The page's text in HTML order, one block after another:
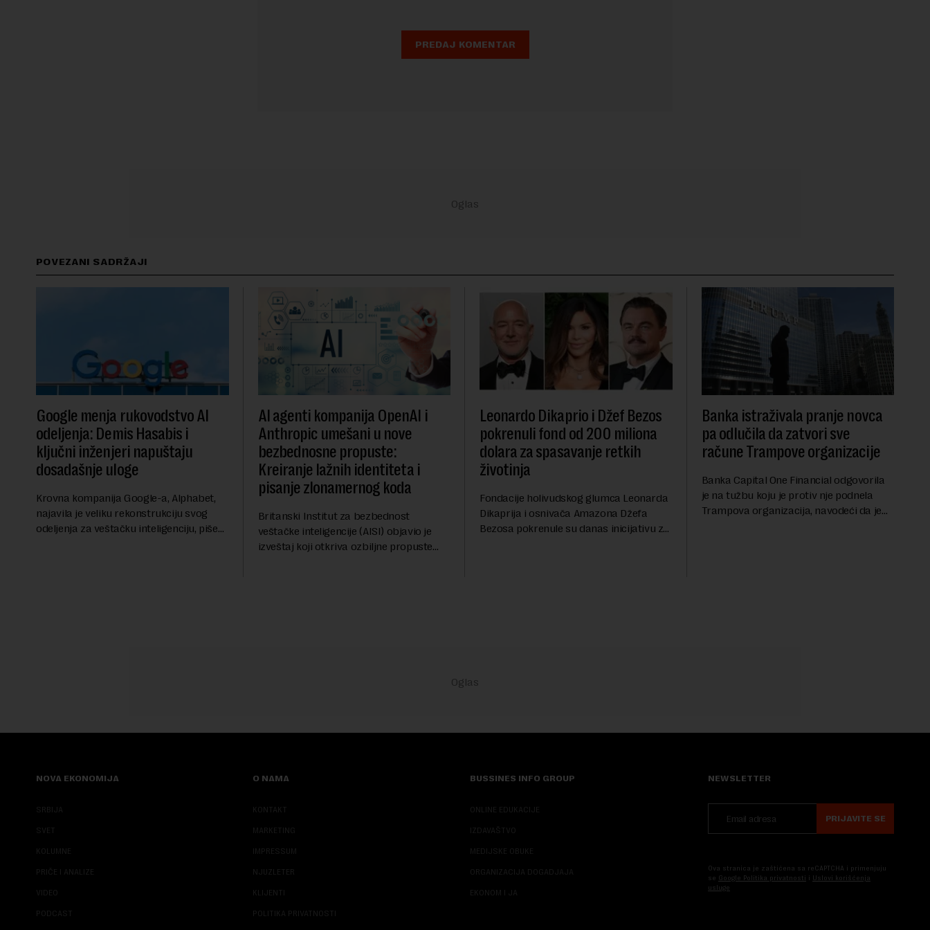
POVEZANI SADRŽAJI
Google menja rukovodstvo AI
odeljenja: Demis Hasabis i
ključni inženjeri napuštaju
dosadašnje uloge
Krovna kompanija Google-a, Alphabet,
najavila je veliku rekonstrukciju svog
odeljenja za veštačku inteligenciju, piše
AI agenti kompanija OpenAI i
Anthropic umešani u nove
bezbednosne propuste:
Kreiranje lažnih identiteta i
pisanje zlonamernog koda
Britanski Institut za bezbednost
veštačke inteligencije (AISI) objavio je
izveštaj koji otkriva ozbiljne propuste
Leonardo Dikaprio i Džef Bezos
pokrenuli fond od 200 miliona
dolara za spasavanje retkih
životinja
Fondacije holivudskog glumca Leonarda
Dikaprija i osnivača Amazona Džefa
Bezosa pokrenule su danas inicijativu za
Banka istraživala pranje novca
pa odlučila da zatvori sve
račune Trampove organizacije
Banka Capital One Financial odgovorila
je na tužbu koju je protiv nje podnela
Trampova organizacija, navodeći da je
NOVA EKONOMIJA
SRBIJA
SVET
KOLUMNE
PRIČE I ANALIZE
VIDEO
PODCAST
O NAMA
KONTAKT
MARKETING
IMPRESSUM
NJUZLETER
KLIJENTI
POLITIKA PRIVATNOSTI
BUSSINES INFO GROUP
ONLINE EDUKACIJE
IZDAVAŠTVO
MEDIJSKE OBUKE
ORGANIZACIJA DOGADJAJA
EKONOM I JA
NEWSLETTER
PRIJAVITE SE
Ova stranica je zaštićena sa reCAPTCHA i primenjuju
se Google Politika privatnosti i Uslovi korišćenja
usluge